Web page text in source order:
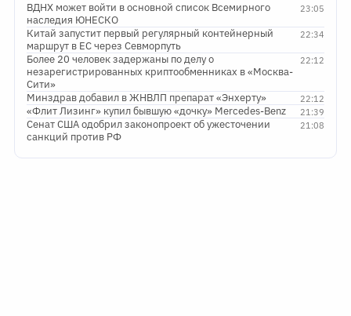
23:05
ВДНХ может войти в основной список Всемирного
наследия ЮНЕСКО
22:34
Китай запустит первый регулярный контейнерный
маршрут в ЕС через Севморпуть
22:12
Более 20 человек задержаны по делу о
незарегистрированных криптообменниках в «Москва-
Сити»
22:12
Минздрав добавил в ЖНВЛП препарат «Энхерту»
21:39
«Флит Лизинг» купил бывшую «дочку» Mercedes-Benz
21:08
Сенат США одобрил законопроект об ужесточении
санкций против РФ